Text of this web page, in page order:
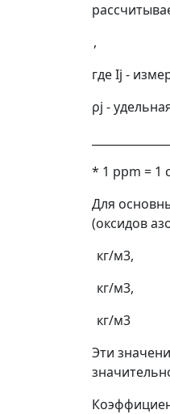
,
гдеIj -
ρj -
* 1 ppm = 1
Для
(оксидов
кг/м3,
кг/м3,
кг/м3
Эти